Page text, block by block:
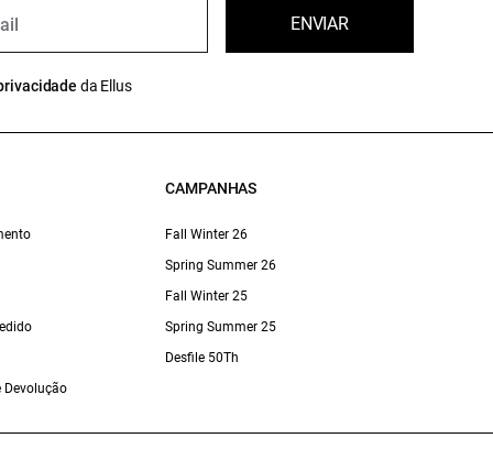
ENVIAR
da Ellus
Devolução
CAMPANHAS
Fall Winter 26
Spring Summer 26
Fall Winter 25
Spring Summer 25
Desfile 50Th